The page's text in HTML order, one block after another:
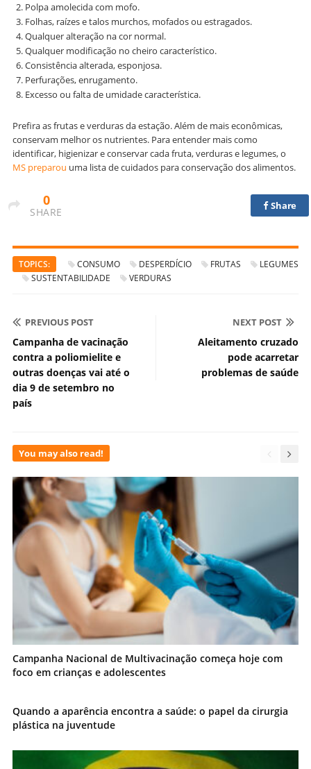
Polpa amolecida com mofo.
Folhas, raízes e talos murchos, mofados ou estragados.
Qualquer alteração na cor normal.
Qualquer modificação no cheiro característico.
Consistência alterada, esponjosa.
Perfurações, enrugamento.
Excesso ou falta de umidade característica.
Prefira as frutas e verduras da estação. Além de mais econômicas,
conservam melhor os nutrientes. Para entender mais como
identificar, higienizar e conservar cada fruta, verduras e legumes, o
MS preparou uma lista de cuidados para conservação dos alimentos.
0
SHARE
Share
TOPICS: CONSUMO DESPERDÍCIO FRUTAS
LEGUMES
SUSTENTABILIDADE
VERDURAS
PREVIOUS POST
Campanha de vacinação
contra a poliomielite e
outras doenças vai até o
dia 9 de setembro no
país
NEXT POST
Aleitamento cruzado
pode acarretar
problemas de saúde
You may also read!
Campanha Nacional de Multivacinação começa hoje com
foco em crianças e adolescentes
Quando a aparência encontra a saúde: o papel da cirurgia
plástica na juventude